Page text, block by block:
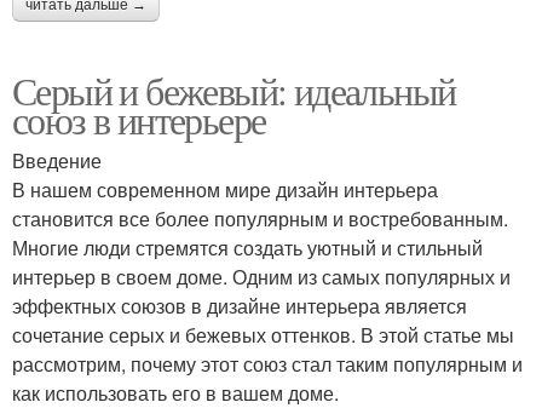
читать дальше →
Серый и бежевый: идеальный
союз в интерьере
Введение
В нашем современном мире дизайн интерьера
становится все более популярным и востребованным.
Многие люди стремятся создать уютный и стильный
интерьер в своем доме. Одним из самых популярных и
эффектных союзов в дизайне интерьера является
сочетание серых и бежевых оттенков. В этой статье мы
рассмотрим, почему этот союз стал таким популярным и
как использовать его в вашем доме.